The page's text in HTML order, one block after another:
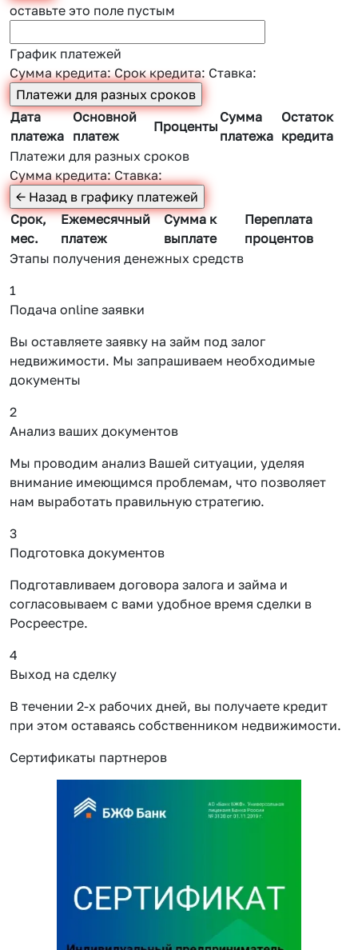
оставьте это поле пустым
График платежей
Сумма кредита:Срок кредита: Ставка:
Дата
платежа
Основной
платеж
Проценты
Сумма
платежа
Остаток
кредита
Платежи для разных сроков
Сумма кредита:Ставка:
Срок,
мес.
Ежемесячный
платеж
Сумма к
выплате
Переплата
процентов
Этапы получения денежных средств
1
Подача online заявки
Вы оставляете заявку на займ под залог
недвижимости. Мы запрашиваем необходимые
документы
2
Анализ ваших документов
Мы проводим анализ Вашей ситуации, уделяя
внимание имеющимся проблемам, что позволяет
нам выработать правильную стратегию.
3
Подготовка документов
Подготавливаем договора залога и займа и
согласовываем с вами удобное время сделки в
Росреестре.
4
Выход на сделку
В течении 2-х рабочих дней, вы получаете кредит
при этом оставаясь собственником недвижимости.
Сертификаты партнеров